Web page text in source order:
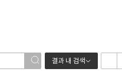
결과 내 검색